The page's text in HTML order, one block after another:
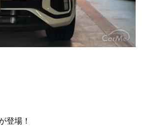
登場！